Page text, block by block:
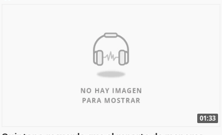
01:33